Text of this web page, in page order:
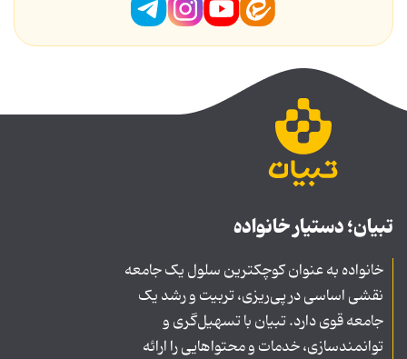
تبیان؛ دستیار خانواده
خانواده به عنوان کوچکترین سلول یک جامعه
نقشی اساسی در پی‌ریزی، تربیت و رشد یک
جامعه قوی دارد. تبیان با تسهیل‌گری و
توانمندسازی، خدمات و محتواهایی را ارائه